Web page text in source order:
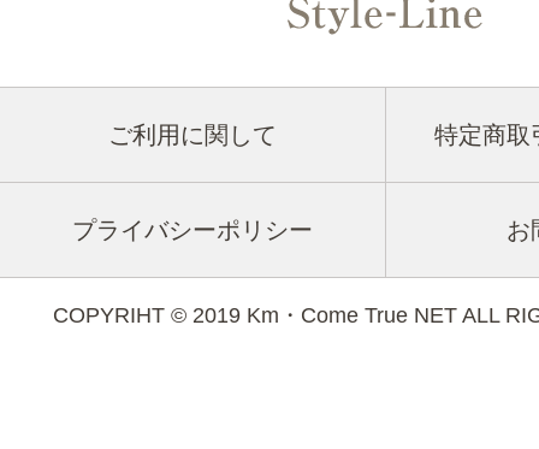
ご利用に関して 特定商取
プライバシーポリシー お
COPYRIHT © 2019 Km・Come True NET ALL